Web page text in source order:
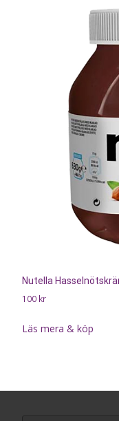
Nutella
100 kr
Läs mera & köp